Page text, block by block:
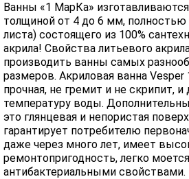
Ванны «1 МарКа»
толщиной от 4 до 6 мм,
листа) состоящего из 100%
акрила! Свойства литьевого
производить ванны самых
размеров. Акриловая ванна Vesper
прочная, не гремит и не скрипит, и
температуру воды.
это глянцевая и непористая
гарантирует потребителю
даже через много лет, имеет
ремонтопригодность, легко
антибактериальными свойствами.